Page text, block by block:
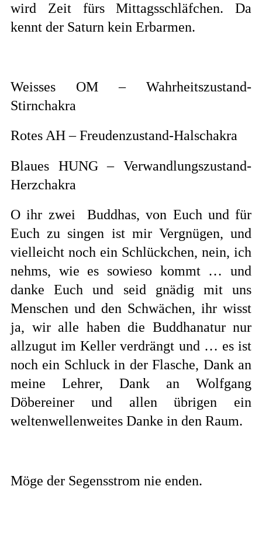
wird Zeit fürs Mittagsschläfchen. Da
kennt der Saturn kein Erbarmen.
Weisses OM – Wahrheitszustand-
Stirnchakra
Rotes AH – Freudenzustand-Halschakra
Blaues HUNG – Verwandlungszustand-
Herzchakra
O ihr zwei
Buddhas, von Euch und für
Euch zu singen ist mir Vergnügen, und
vielleicht noch ein Schlückchen, nein, ich
nehms, wie es sowieso kommt … und
danke Euch und seid gnädig mit uns
Menschen und den Schwächen, ihr wisst
ja, wir alle haben die Buddhanatur nur
allzugut im Keller verdrängt und … es ist
noch ein Schluck in der Flasche, Dank an
meine Lehrer, Dank an Wolfgang
Döbereiner und allen übrigen ein
weltenwellenweites Danke in den Raum.
Möge der Segensstrom nie enden.